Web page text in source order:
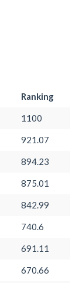
Ranking
1100
921.07
894.23
875.01
842.99
740.6
691.11
670.66